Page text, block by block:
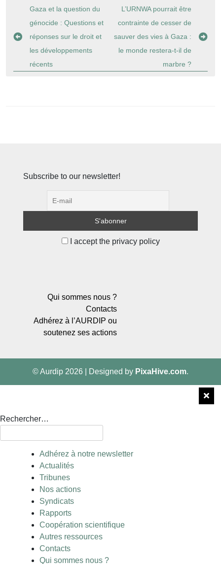
Navigation
l’article
Gaza et la question du
génocide : Questions et
réponses sur le droit et
les développements
récents
L’URNWA pourrait être
contrainte de cesser de
sauver des vies à Gaza :
le monde restera-t-il de
marbre ?
Subscribe to our newsletter!
I accept the privacy policy
Qui sommes nous ?
Contacts
Adhérez à l’AURDIP ou
soutenez ses actions
© Aurdip 2026 Designed by PixaHive.com.
Rechercher…
Adhérez à notre newsletter
Actualités
Tribunes
Nos actions
Syndicats
Rapports
Coopération scientifique
Autres ressources
Contacts
Qui sommes nous ?